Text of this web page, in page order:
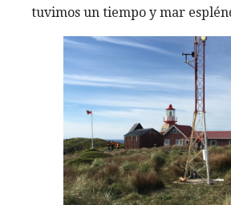
tuvimos un tiempo y mar